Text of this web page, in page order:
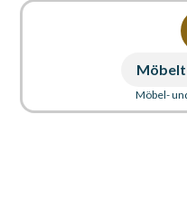
Möbel-